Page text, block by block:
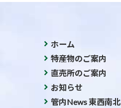
ホーム
特産物のご案内
直売所のご案内
お知らせ
管内News 東西南北